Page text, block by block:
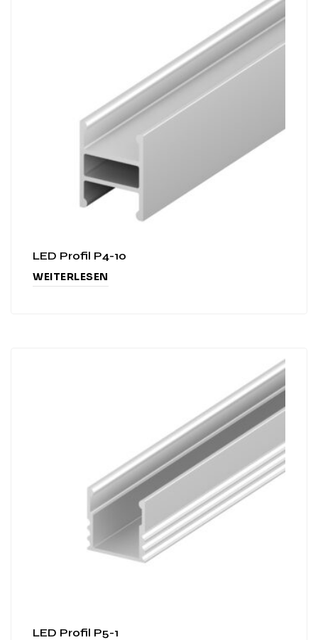
LED Profil P4-10
WEITERLESEN
LED Profil P5-1